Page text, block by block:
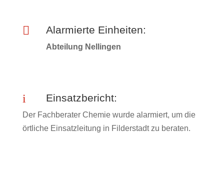
 Alarmierte Einheiten:
Abteilung Nellingen
i Einsatzbericht:
Der Fachberater Chemie wurde alarmiert, um die
örtliche Einsatzleitung in Filderstadt zu beraten.